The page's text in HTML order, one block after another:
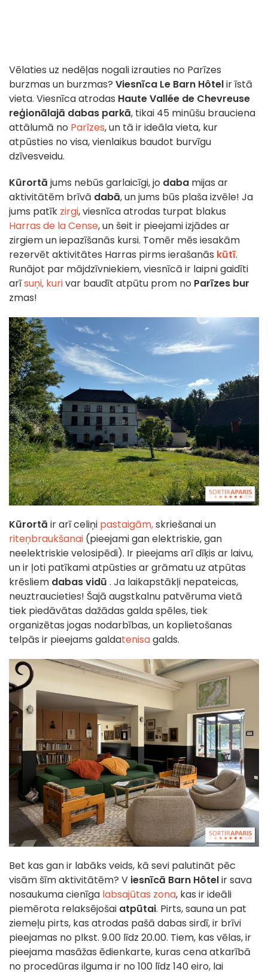
Vēlaties uz nedēļas nogali izrauties no Parīzes
burzmas un burzmas? Viesnīca Le Barn Hôtelir īstā
vieta. Viesnīca atrodas Haute Vallée de Chevreuse
reģionālajā dabas parkā, tikai 45 minūšu brauciena
attālumā no Parīzes, un tā ir ideāla vieta, kur
atpūsties no visa, vienlaikus baudot burvīgu
dzīvesveidu.
Kūrortā jums nebūs garlaicīgi, jo daba mijas ar
aktivitātēm brīvā dabā, un jums būs plaša izvēle! Ja
jums patīk zirgi, viesnīca atrodas turpat blakus
Harras de la Cense, un šeit ir pieejami izjādes ar
zirgiem un iepazīšanās kursi. Tomēr mēs iesakām
rezervēt aktivitātes Harras pirms ierašanās kūtī.
Runājot par mājdzīvniekiem, viesnīcā ir laipni gaidīti
arīsuņi, kurivar baudīt atpūtu prom no Parīzes bur
zmas!
Kūrortā ir arī celiņi pastaigām,skriešanai un
riteņbraukšanai (pieejami gan elektriskie, gan
neelektriskie velosipēdi). Ir pieejams arī dīķis ar laivu,
un ir ļoti patīkami atpūsties ar grāmatu uz atpūtas
krēsliem dabas vidū . Ja laikapstākļi nepateicas,
neuztraucieties! Šajā augstkalnu patvēruma vietā
tiek piedāvātas dažādas galda spēles, tiek
organizētas jogas nodarbības, un koplietošanas
telpās ir pieejams galdatenisagalds.
Bet kas gan ir labāks veids, kā sevi palutināt pēc
visām šīm aktivitātēm? V iesnīcā Barn Hôtelir sava
nosaukuma cienīga labsajūtas zona, kas ir ideāli
piemērota relaksējošai atpūtai. Pirts, sauna un pat
ziemeļu pirts, kas atrodas pašā dabas sirdī, ir brīvi
pieejamas no plkst. 9.00 līdz 20.00. Tiem, kas vēlas, ir
pieejama masāžas ēdienkarte, kuras cena atkarībā
no procedūras ilguma ir no 100 līdz 140 eiro, lai